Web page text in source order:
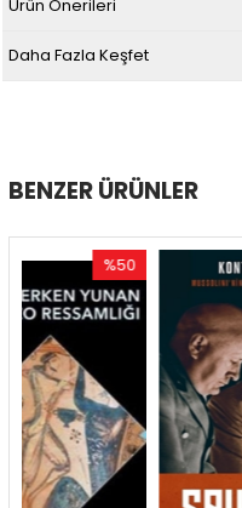
Ürün Önerileri
Daha Fazla Keşfet
BENZER ÜRÜNLER
%50
İndirim
%50İndirim